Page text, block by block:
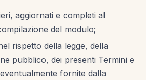
aggiornati e completi al
del modulo;
rispetto della legge, della
pubblico, dei presenti Termini e
fornite dalla